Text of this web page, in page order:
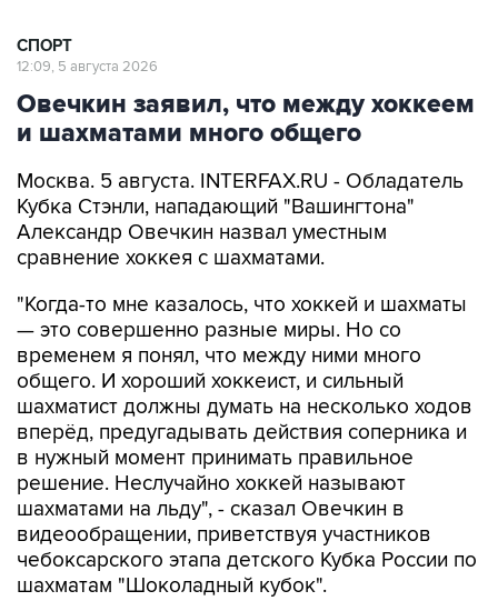
СПОРТ
12:09, 5 августа 2026
Овечкин заявил, что между хоккеем
и шахматами много общего
Москва. 5 августа. INTERFAX.RU - Обладатель
Кубка Стэнли, нападающий "Вашингтона"
Александр Овечкин назвал уместным
сравнение хоккея с шахматами.
"Когда-то мне казалось, что хоккей и шахматы
— это совершенно разные миры. Но со
временем я понял, что между ними много
общего. И хороший хоккеист, и сильный
шахматист должны думать на несколько ходов
вперёд, предугадывать действия соперника и
в нужный момент принимать правильное
решение. Неслучайно хоккей называют
шахматами на льду", - сказал Овечкин в
видеообращении, приветствуя участников
чебоксарского этапа детского Кубка России по
шахматам "Шоколадный кубок".